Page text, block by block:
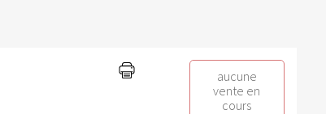
aucune
vente en
cours